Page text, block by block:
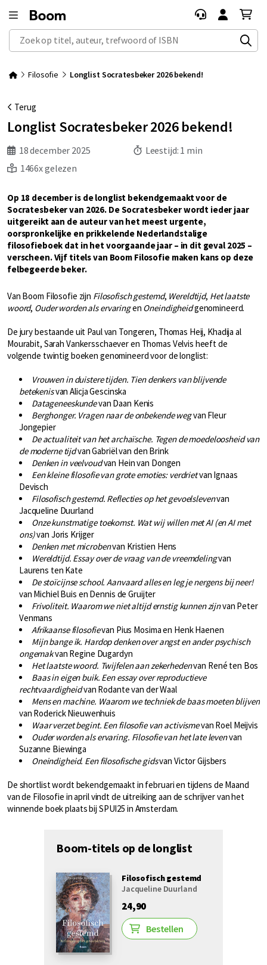
Zoek op titel, auteur, trefwoord of ISBN
Filosofie Longlist Socratesbeker 2026 bekend!
Terug
Longlist Socratesbeker 2026 bekend!
18 december 2025 Leestijd: 1 min
1466x gelezen
Op 18 december is de longlist bekendgemaakt voor de
Socratesbeker van 2026. De Socratesbeker wordt ieder jaar
uitgereikt aan de auteur van het meest urgente,
oorspronkelijke en prikkelende Nederlandstalige
filosofieboek dat in het voorgaande jaar – in dit geval 2025 –
verscheen. Vijf titels van Boom Filosofie maken kans op deze
felbegeerde beker.
Van Boom Filosofie zijn Filosofisch gestemd, Wereldtijd, Het laatste
woord, Ouder worden als ervaringen Oneindigheidgenomineerd.
De jury bestaande uit Paul van Tongeren, Thomas Heij, Khadija al
Mourabit, Sarah Vankersschaever en Thomas Velvis heeft de
volgende twintig boeken genomineerd voor de longlist:
Vrouwen in duistere tijden. Tien denkers van blijvende
betekenisvan Alicja Gescinska
Datageneeskundevan Daan Kenis
Berghonger. Vragen naar de onbekende wegvan Fleur
Jongepier
De actualiteit van het archaïsche. Tegen de moedeloosheid van
de moderne tijdvan Gabriël van den Brink
Denken in veelvoudvan Hein van Dongen
Een kleine filosofie van grote emoties: verdrietvan Ignaas
Devisch
Filosofisch gestemd. Reflecties op het gevoelslevenvan
Jacqueline Duurland
Onze kunstmatige toekomst. Wat wij willen met AI (en AI met
ons)van Joris Krijger
Denken met microbenvan Kristien Hens
Wereldtijd. Essay over de vraag van de vreemdelingvan
Laurens ten Kate
De stoïcijnse school. Aanvaard alles en leg je nergens bij neer!
van Michiel Buis en Dennis de Gruijter
Frivoliteit. Waarom we niet altijd ernstig kunnen zijnvan Peter
Venmans
Afrikaanse filosofievan Pius Mosima en Henk Haenen
Mijn bange ik. Hardop denken over angst en ander psychisch
ongemakvan Regine Dugardyn
Het laatste woord. Twijfelen aan zekerhedenvan René ten Bos
Baas in eigen buik. Een essay over reproductieve
rechtvaardigheidvan Rodante van der Waal
Mens en machine. Waarom we techniek de baas moeten blijven
van Roderick Nieuwenhuis
Waar verzet begint. Een filosofie van activismevan Roel Meijvis
Ouder worden als ervaring. Filosofie van het late levenvan
Suzanne Biewinga
Oneindigheid. Een filosofische gidsvan Victor Gijsbers
De shortlist wordt bekendgemaakt in februari en tijdens de Maand
van de Filosofie in april vindt de uitreiking aan de schrijver van het
winnende boek plaats bij SPUI25 in Amsterdam.
Boom-titels op de longlist
Filosofisch gestemd
Jacqueline Duurland
24,90
Bestellen